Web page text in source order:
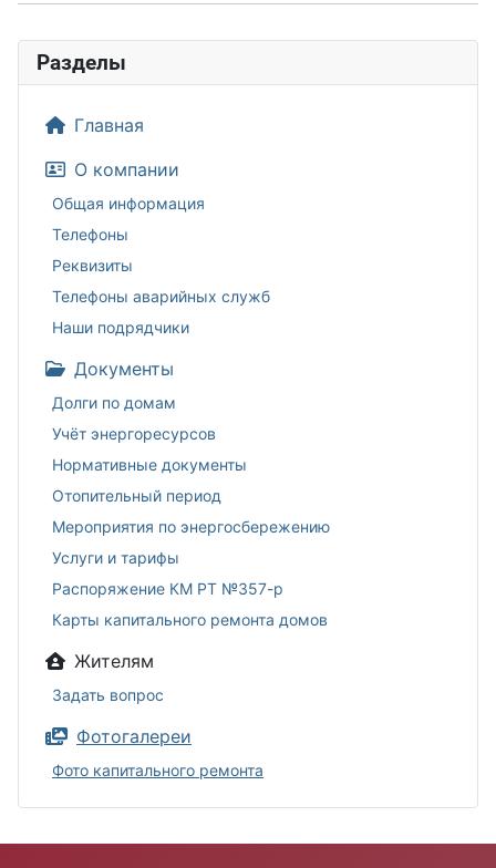
Разделы
Главная
О компании
Общая информация
Телефоны
Реквизиты
Телефоны аварийных служб
Наши подрядчики
Документы
Долги по домам
Учёт энергоресурсов
Нормативные документы
Отопительный период
Мероприятия по энергосбережению
Услуги и тарифы
Распоряжение КМ РТ №357-р
Карты капитального ремонта домов
Жителям
Задать вопрос
Фотогалереи
Фото капитального ремонта